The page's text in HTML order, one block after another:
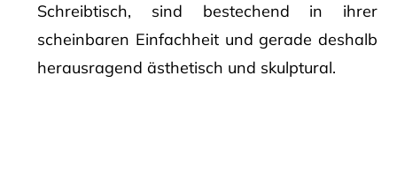
Schreibtisch, sind bestechend in ihrer
scheinbaren Einfachheit und gerade deshalb
herausragend ästhetisch und skulptural.